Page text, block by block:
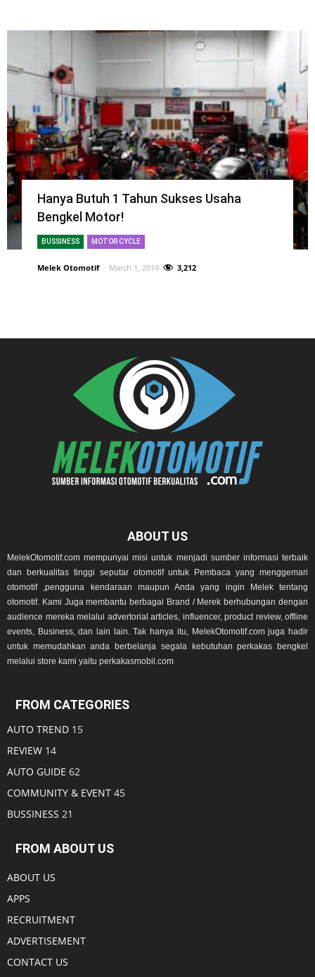
Hanya Butuh 1 Tahun Sukses Usaha
Bengkel Motor!
BUSSINESS MOTOR CYCLE
Melek Otomotif - March 1, 2019 3,212
ABOUT US
MelekOtomotif.com mempunyai misi untuk menjadi sumber informasi terbaik
dan berkualitas tinggi seputar otomotif untuk Pembaca yang menggemari
otomotif ,pengguna kendaraan maupun Anda yang ingin Melek tentang
otomotif. Kami Juga membantu berbagai Brand / Merek berhubungan dengan
audience mereka melalui advertorial articles, influencer, product review, offline
events, Business, dan lain lain. Tak hanya itu, MelekOtomotif.com juga hadir
untuk memudahkan anda berbelanja segala kebutuhan perkakas bengkel
melalui store kami yaitu perkakasmobil.com
FROM CATEGORIES
AUTO TREND 15
REVIEW 14
AUTO GUIDE 62
COMMUNITY & EVENT 45
BUSSINESS 21
FROM ABOUT US
ABOUT US
APPS
RECRUITMENT
ADVERTISEMENT
CONTACT US